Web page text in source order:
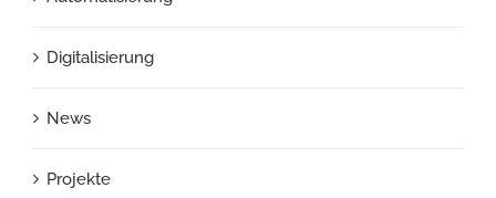
Digitalisierung
News
Projekte